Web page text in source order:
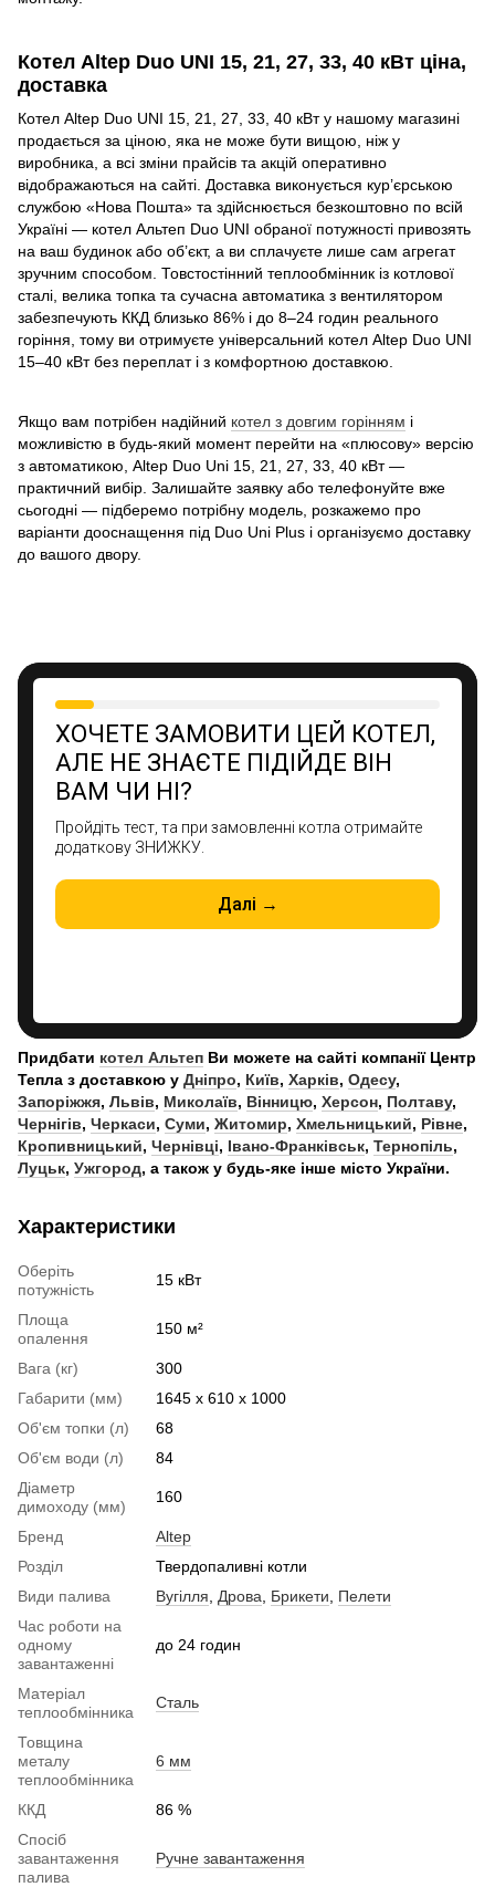
Котел Altep Duo UNI 15, 21, 27, 33, 40 кВт ціна,
доставка
Котел Altep Duo UNI 15, 21, 27, 33, 40 кВт у нашому магазині
продається за ціною, яка не може бути вищою, ніж у
виробника, а всі зміни прайсів та акцій оперативно
відображаються на сайті. Доставка виконується кур’єрською
службою «Нова Пошта» та здійснюється безкоштовно по всій
Україні — котел Альтеп Duo UNI обраної потужності привозять
на ваш будинок або об’єкт, а ви сплачуєте лише сам агрегат
зручним способом. Товстостінний теплообмінник із котлової
сталі, велика топка та сучасна автоматика з вентилятором
забезпечують ККД близько 86% і до 8–24 годин реального
горіння, тому ви отримуєте універсальний котел Altep Duo UNI
15–40 кВт без переплат і з комфортною доставкою.
Якщо вам потрібен надійний котел з довгим горінням і
можливістю в будь‑який момент перейти на «плюсову» версію
з автоматикою, Altep Duo Uni 15, 21, 27, 33, 40 кВт —
практичний вибір. Залишайте заявку або телефонуйте вже
сьогодні — підберемо потрібну модель, розкажемо про
варіанти дооснащення під Duo Uni Plus і організуємо доставку
до вашого двору.
Придбати котел Альтеп Ви можете на сайті компанії Центр
Тепла з доставкою у Дніпро, Київ, Харків, Одесу,
Запоріжжя, Львів, Миколаїв, Вінницю, Херсон, Полтаву,
Чернігів, Черкаси, Суми, Житомир, Хмельницький, Рівне,
Кропивницький, Чернівці, Івано-Франківськ, Тернопіль,
Луцьк, Ужгород, а також у будь-яке інше місто України.
Характеристики
Оберіть
потужність
15 кВт
Площа
опалення
150 м²
Вага (кг)
300
Габарити (мм)
1645 х 610 х 1000
Об'єм топки (л)
68
Об'єм води (л)
84
Діаметр
димоходу (мм)
160
Бренд
Altep
Розділ
Твердопаливні котли
Види палива
Вугілля Дрова Брикети
Пелети
Час роботи на
одному
завантаженні
до 24 годин
Матеріал
теплообмінника
Сталь
Товщина
металу
теплообмінника
6 мм
ККД
86 %
Спосіб
завантаження
палива
Ручне завантаження